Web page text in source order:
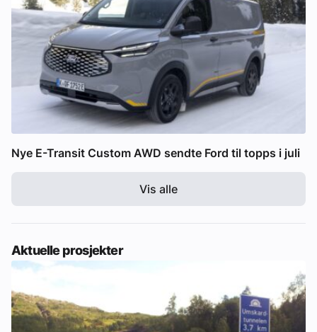
Nye E-Transit Custom AWD sendte Ford til topps i juli
Vis alle
Aktuelle prosjekter